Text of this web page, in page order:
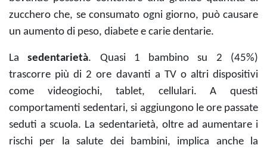
zucchero che, se consumato ogni giorno, può causare
un aumento di peso, diabete e carie dentarie.
Lasedentarietà. Quasi 1 bambino su 2 (45%)
trascorre più di 2 ore davanti a TV o altri dispositivi
come videogiochi, tablet, cellulari. A questi
comportamenti sedentari, si aggiungono le ore passate
seduti a scuola. La sedentarietà, oltre ad aumentare i
rischi per la salute dei bambini, implica anche la